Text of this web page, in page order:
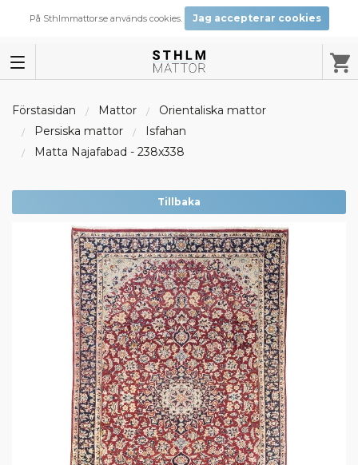
På Sthlmmattor.se används cookies. Jag accepterar cookies
Förstasidan Mattor
Orientaliska mattor
Persiska mattor
Isfahan
Matta Najafabad - 238x338
Tillbaka